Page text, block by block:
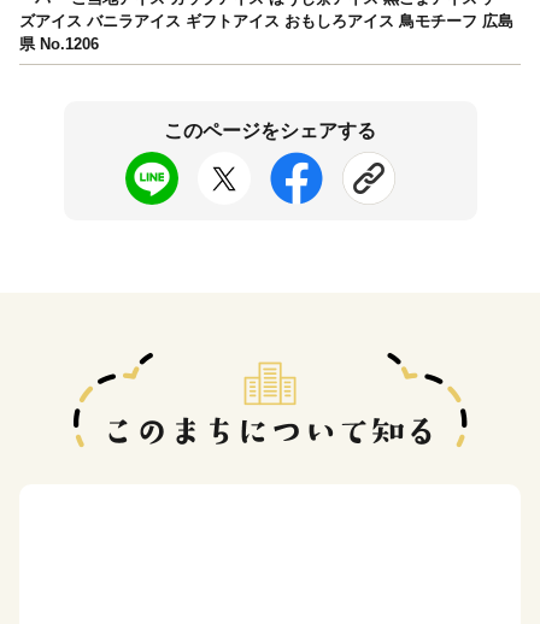
ズアイス バニラアイス ギフトアイス おもしろアイス 鳥モチーフ 広島
県 No.1206
このページをシェアする